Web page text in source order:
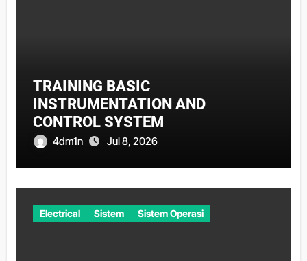
TRAINING BASIC
INSTRUMENTATION AND
CONTROL SYSTEM
4dm1n Jul 8, 2026
Electrical Sistem Sistem Operasi